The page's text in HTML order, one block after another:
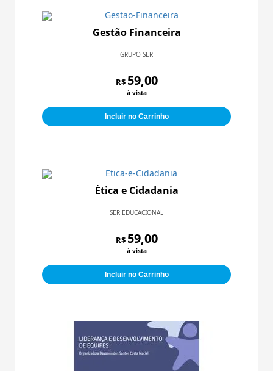
Gestão Financeira
GRUPO SER
R$ 59,00
à vista
Incluir no Carrinho
Ética e Cidadania
SER EDUCACIONAL
R$ 59,00
à vista
Incluir no Carrinho